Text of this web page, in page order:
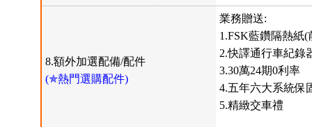
8.額外加選配備/配件
(✯熱門選購配件)
業務贈送:
1.FSK藍鑽隔熱紙
2.快譯通行車紀錄
3.30萬24期0利率
4.五年六大系統保
5.精緻交車禮